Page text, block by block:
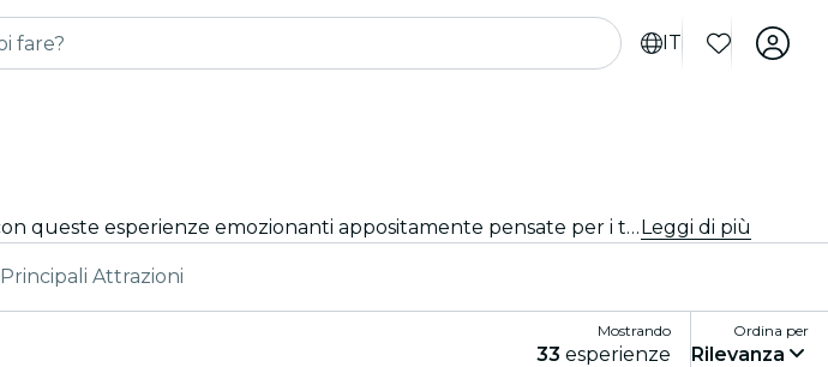
IT
Cerchi cose da fare a Toronto per i turisti? Scopri Toronto un'avventura alla volta con queste esperienze emozionanti appositamente pensate per i turisti. Scopri le migliori cose da fare!Leggi di più
Principali Attrazioni
Mostrando
33 esperienze
Ordina per
Rilevanza